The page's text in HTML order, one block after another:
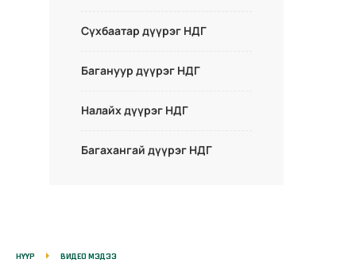
Сүхбаатар дүүрэг НДГ
Багануур дүүрэг НДГ
Налайх дүүрэг НДГ
Багахангай дүүрэг НДГ
НҮҮР ВИДЕО МЭДЭЭ